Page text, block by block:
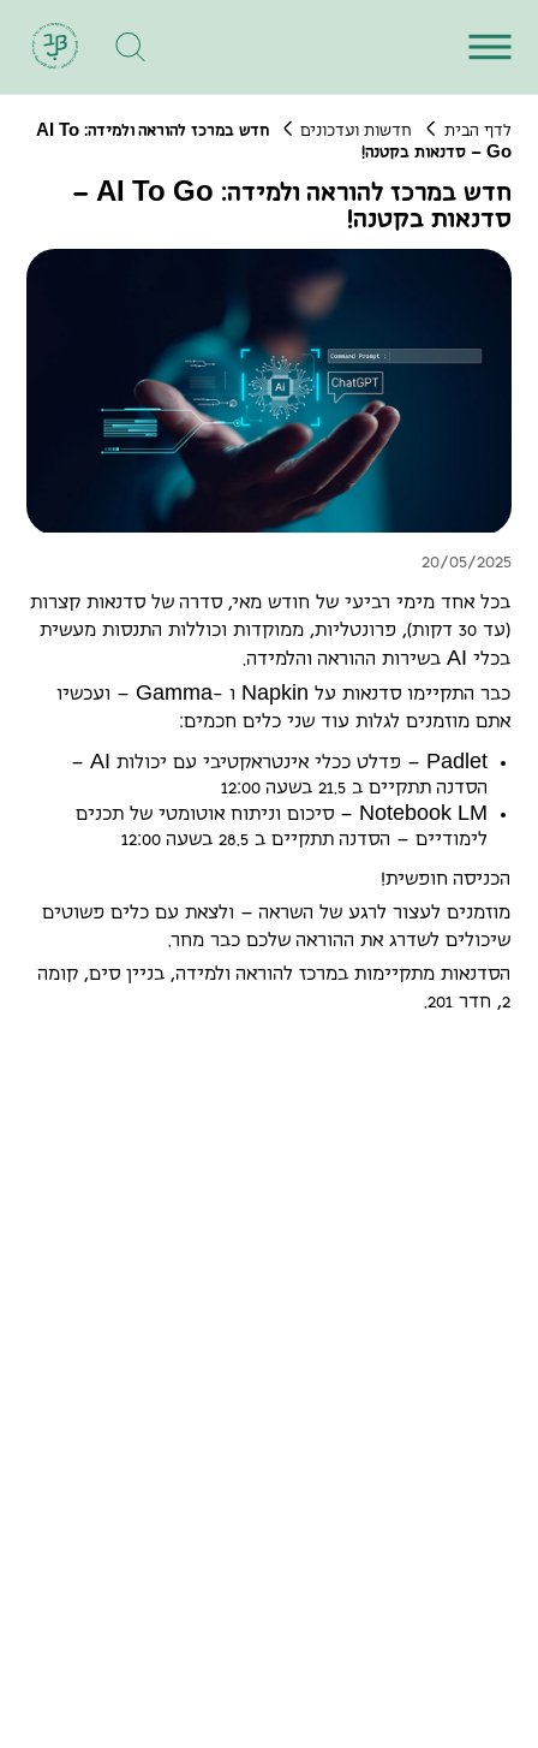
לדף הבית חדשות ועדכונים חדש במרכז להוראה ולמידה: AI To
Go – סדנאות בקטנה!
חדש במרכז להוראה ולמידה: AI To Go
–
סדנאות בקטנה!
20/05/2025
בכל אחד מימי רביעי של חודש מאי, סדרה של סדנאות קצרות
(עד 30 דקות), פרונטליות, ממוקדות וכוללות התנסות מעשית
בכלי
AI בשירות ההוראה והלמידה.
כבר התקיימו סדנאות על Napkin ו - Gamma
– ועכשיו
אתם מוזמנים לגלות עוד שני כלים חכמים:
Pad et – פדלט ככלי אינטראקטיבי עם יכולות AI
–
הסדנה תתקיים ב 21.5 בשעה 12:00
Notebook LM
– סיכום וניתוח אוטומטי של תכנים
לימודיים – הסדנה תתקיים ב 28.5 בשעה 12:00
הכניסה חופשית!
מוזמנים לעצור לרגע של השראה – ולצאת עם כלים פשוטים
שיכולים לשדרג את ההוראה שלכם כבר מחר.
הסדנאות מתקיימות במרכז להוראה ולמידה, בניין סים, קומה
2, חדר 201.